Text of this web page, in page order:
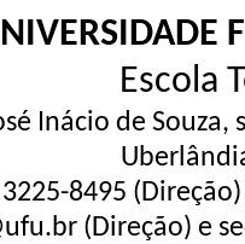
Escola
Inácio de
8495
(Direção) e